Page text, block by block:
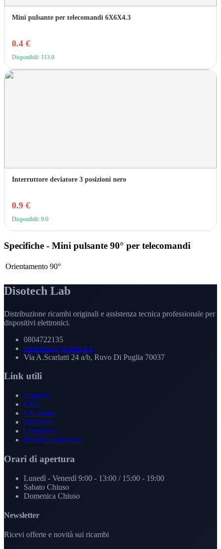
Mini pulsante per telecomandi 6X6X4.3
0.4 €
Disponibili: 113.0
Interruttore deviatore 3 posizioni nero
0.9 €
Disponibili: 9.0
Specifiche - Mini pulsante 90° per telecomandi
Orientamento 90°
Disotech Lab
Distribuzione ricambi originali e assistenza tecnica professionale per
dispositivi elettronici.
0804722135
assistenza@disotech.it
Via A.Scarlatti 24 a/b, Ruvo Di Puglia 70037
Link utili
Negozio
FAQ
Chi siamo
Software
Contattaci
Richiedi assistenza
Orari di apertura
Lunedì - Venerdì 9:00 - 13:00 / 15:00 - 19:00
Sabato Chiuso
Domenica Chiuso
Newsletter
Ricevi offerte e novità sui ricambi